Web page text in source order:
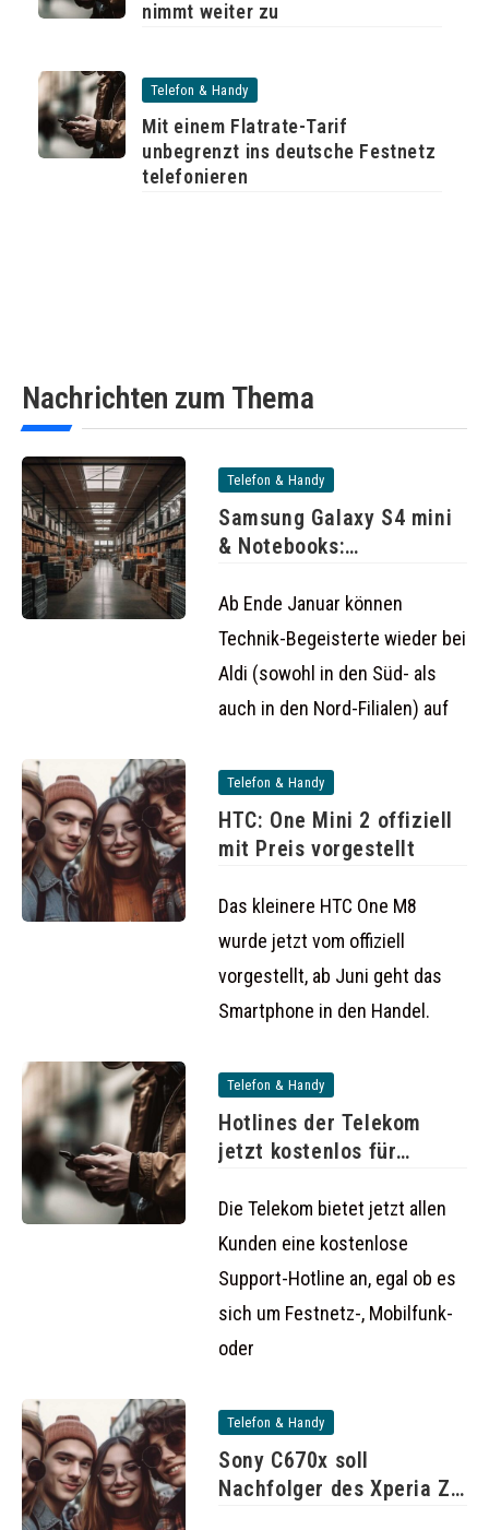
nimmt weiter zu
Telefon & Handy
Mit einem Flatrate-Tarif
unbegrenzt ins deutsche Festnetz
telefonieren
Nachrichten zum Thema
Telefon & Handy
Samsung Galaxy S4 mini
& Notebooks:
bei
Ab Ende Januar können
Technik-Begeisterte wieder bei
Aldi (sowohl in den Süd- als
auch in den Nord-Filialen) auf
Telefon & Handy
HTC: One Mini 2 offiziell
mit Preis vorgestellt
Das kleinere HTC One M8
wurde jetzt vom offiziell
vorgestellt, ab Juni geht das
Smartphone in den Handel.
Telefon & Handy
Hotlines der Telekom
jetzt kostenlos für
Die Telekom bietet jetzt allen
Kunden eine kostenlose
Support-Hotline an, egal ob es
sich um Festnetz-, Mobilfunk-
oder
Telefon & Handy
Sony C670x soll
Nachfolger des Xperia Z